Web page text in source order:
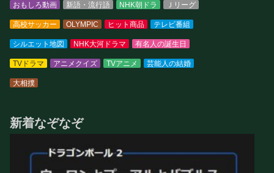
おもしろ動画 新語・流行語 NHK朝ドラ Ｊリーグ
高校サッカー OLYMPIC ヒット商品 テレビ番組
シルエット地図 NHK大河ドラマ 有名人の誕生日
TVドラマ アニメクイズ TVアニメ 芸能人の結婚
大相撲
新着なぞなぞ